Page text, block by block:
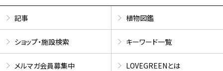
記事 植物図鑑
ショップ・施設検索 キーワード一覧
メルマガ会員募集中 LOVEGREENとは